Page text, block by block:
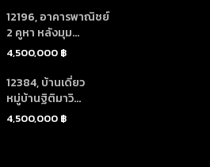
12196, อาคารพาณิชย์
2 คูหา หลังมุม...
4,500,000 ฿
12384, บ้านเดี่ยว
หมู่บ้านฐิติมาวิ...
4,500,000 ฿